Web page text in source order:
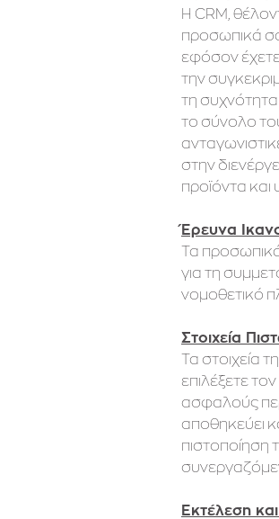
Η CRM,
προσωπικά
εφόσον έχετε
την
τη
το σύνολο
στην
προϊόντα και
Έρευνα
Τα
για τη
νομοθετικό
Στοιχεία
Τα στοιχεία
επιλέξετε
ασφαλούς
αποθηκεύει
πιστοποίηση
Εκτέλεση